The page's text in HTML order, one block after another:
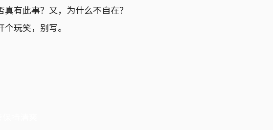
有此事？又，为什么不自在？
玩笑，别写。